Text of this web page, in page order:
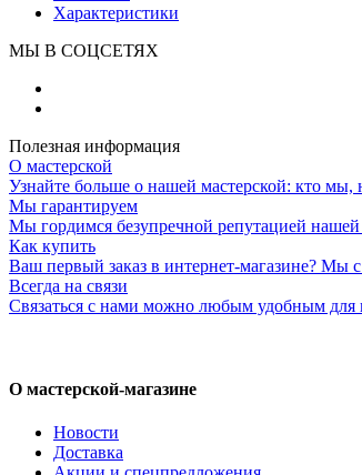
Характеристики
МЫ В СОЦСЕТЯХ
Полезная информация
О мастерской
Узнайте больше о нашей мастерской: кто
Мы гарантируем
Мы гордимся безупречной репутацией нашей
Как купить
Ваш первый заказ в интернет-магазине? Мы
Всегда на связи
Связаться с нами можно любым удобным для
О мастерской-магазине
Новости
Доставка